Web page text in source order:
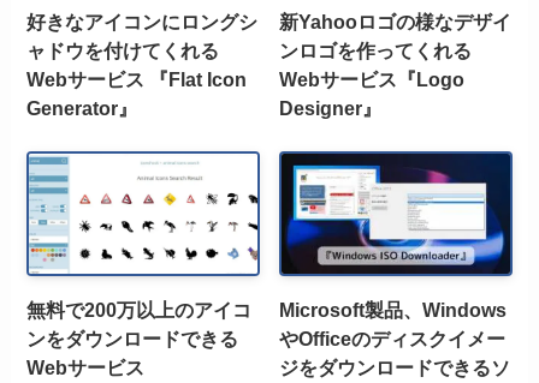
好きなアイコンにロングシ
ャドウを付けてくれる
Webサービス 『Flat Icon
Generator』
新Yahooロゴの様なデザイ
ンロゴを作ってくれる
Webサービス『Logo
Designer』
無料で200万以上のアイコ
ンをダウンロードできる
Webサービス
Microsoft製品、Windows
やOfficeのディスクイメー
ジをダウンロードできるソ